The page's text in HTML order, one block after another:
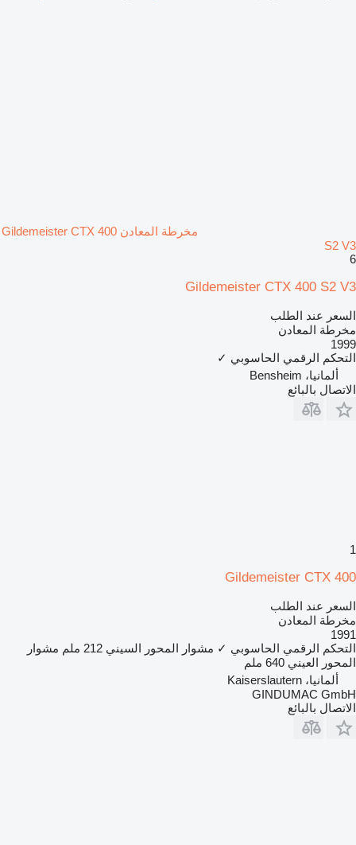
مخرطة المعادن Gildemeister CTX 400
S2 V3
6
Gildemeister CTX 400 S2 V3
السعر عند الطلب
مخرطة المعادن
1999
التحكم الرقمي الحاسوبي ✓
ألمانيا، Bensheim
الاتصال بالبائع
1
Gildemeister CTX 400
السعر عند الطلب
مخرطة المعادن
1991
التحكم الرقمي الحاسوبي ✓ مشوار المحور السيني 212 ملم
مشوار
المحور العيني 640 ملم
ألمانيا، Kaiserslautern
GINDUMAC GmbH
الاتصال بالبائع